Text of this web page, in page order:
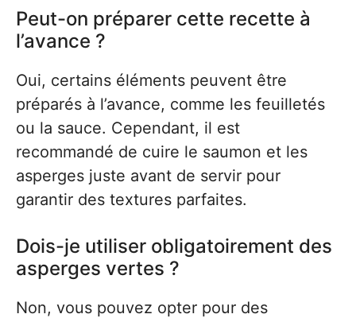
Peut-on préparer cette recette à
l’avance ?
Oui, certains éléments peuvent être
préparés à l’avance, comme les feuilletés
ou la sauce. Cependant, il est
recommandé de cuire le saumon et les
asperges juste avant de servir pour
garantir des textures parfaites.
Dois-je utiliser obligatoirement des
asperges vertes ?
Non, vous pouvez opter pour des